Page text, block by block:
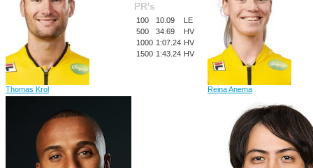
Thomas Krol
PR's
100 10.09
LE
500
34.69
HV
1000 1:07.24 HV
1500 1:43.24 HV
Reina Anema